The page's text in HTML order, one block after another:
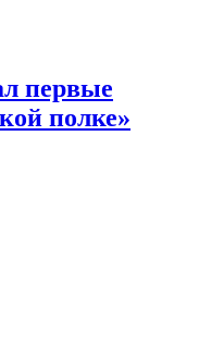
первые
полке»